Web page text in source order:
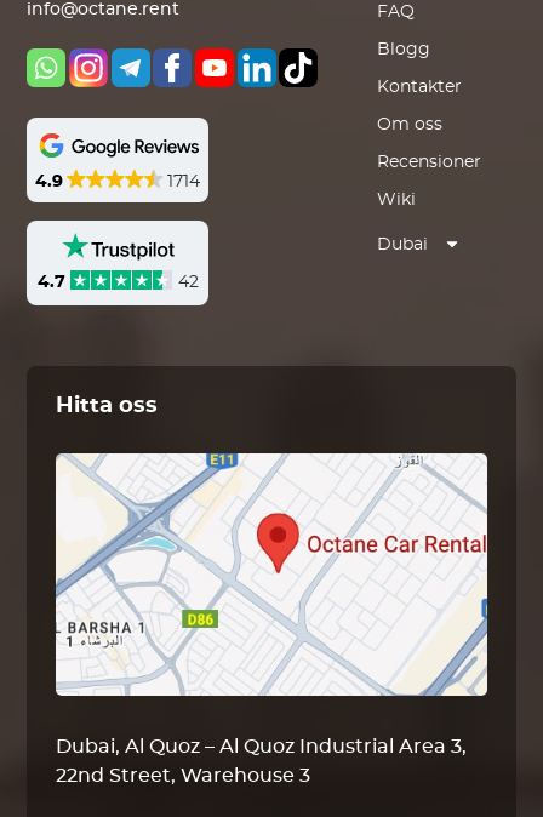
info@octane.rent
4.9 1714
4.7 42
FAQ
Blogg
Kontakter
Om oss
Recensioner
Wiki
Dubai
Hitta oss
Dubai, Al Quoz – Al Quoz Industrial Area 3,
22nd Street, Warehouse 3